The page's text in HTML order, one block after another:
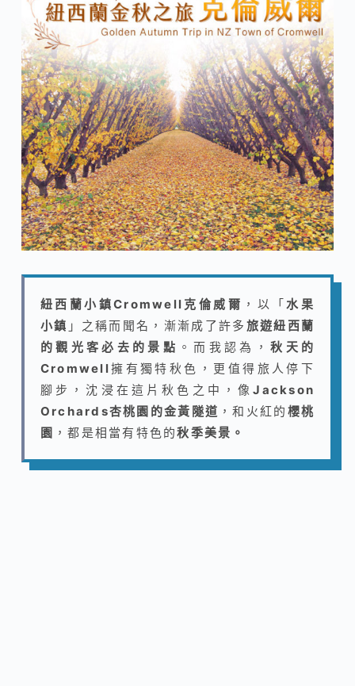
紐西蘭小鎮Cromwell克倫威爾 ，以「水果
小鎮 」之稱而聞名，漸漸成了許多 旅遊紐西蘭
的觀光客必去的景點 。而我認為，秋天的
Cromwell擁有獨特秋色，更值得旅人停下
腳步，沈浸在這片秋色之中，像Jackson
Orchards杏桃園的金黃隧道 ，和火紅的 櫻桃
園 ，都是相當有特色的秋季美景。